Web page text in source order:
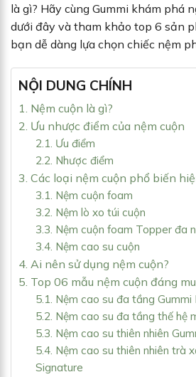
là gì? Hãy cùng Gummi khám phá
dưới đây và tham khảo top 6 sản
bạn dễ dàng lựa chọn chiếc nệm
NỘI DUNG CHÍNH
1. Nệm cuộn là gì?
2. Ưu nhược điểm của nệm cuộn
2.1. Ưu điểm
2.2. Nhược điểm
3. Các loại nệm cuộn phổ biến
3.1. Nệm cuộn foam
3.2. Nệm lò xo túi cuộn
3.3. Nệm cuộn foam Topper đa
3.4. Nệm cao su cuộn
4. Ai nên sử dụng nệm cuộn?
5. Top 06 mẫu nệm cuộn đáng
5.1. Nệm cao su đa tầng Gummi
5.2. Nệm cao su đa tầng thế hệ
5.3. Nệm cao su thiên nhiên
5.4. Nệm cao su thiên nhiên trà
Signature